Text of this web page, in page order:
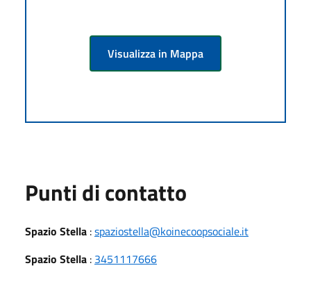
Visualizza in Mappa
Punti di contatto
Spazio Stella :spaziostella@koinecoopsociale.it
Spazio Stella : 3451117666